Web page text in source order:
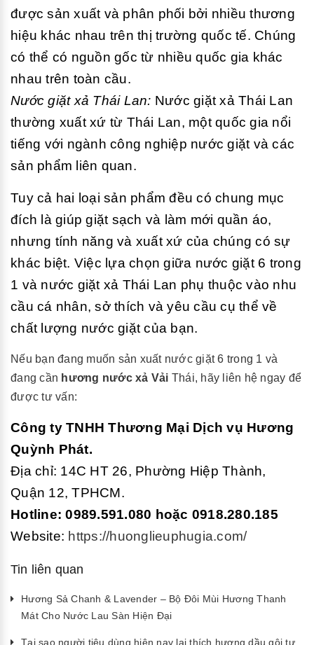
được sản xuất và phân phối bởi nhiều thương
hiệu khác nhau trên thị trường quốc tế. Chúng
có thể có nguồn gốc từ nhiều quốc gia khác
nhau trên toàn cầu.
Nước giặt xả Thái Lan: Nước giặt xả Thái Lan
thường xuất xứ từ Thái Lan, một quốc gia nổi
tiếng với ngành công nghiệp nước giặt và các
sản phẩm liên quan.
Tuy cả hai loại sản phẩm đều có chung mục
đích là giúp giặt sạch và làm mới quần áo,
nhưng tính năng và xuất xứ của chúng có sự
khác biệt. Việc lựa chọn giữa nước giặt 6 trong
1 và nước giặt xả Thái Lan phụ thuộc vào nhu
cầu cá nhân, sở thích và yêu cầu cụ thể về
chất lượng nước giặt của bạn.
Nếu bạn đang muốn sản xuất nước giặt 6 trong 1 và
đang cần hương nước xả Vải Thái, hãy liên hệ ngay để
được tư vấn:
Công ty TNHH Thương Mại Dịch vụ Hương
Quỳnh Phát.
Địa chỉ: 14C HT 26, Phường Hiệp Thành,
Quận 12, TPHCM.
Hotline: 0989.591.080 hoặc 0918.280.185
Website: https://huonglieuphugia.com/
Tin liên quan
Hương Sả Chanh & Lavender – Bộ Đôi Mùi Hương Thanh
Mát Cho Nước Lau Sàn Hiện Đại
Tại sao người tiêu dùng hiện nay lại thích hương dầu gội tự